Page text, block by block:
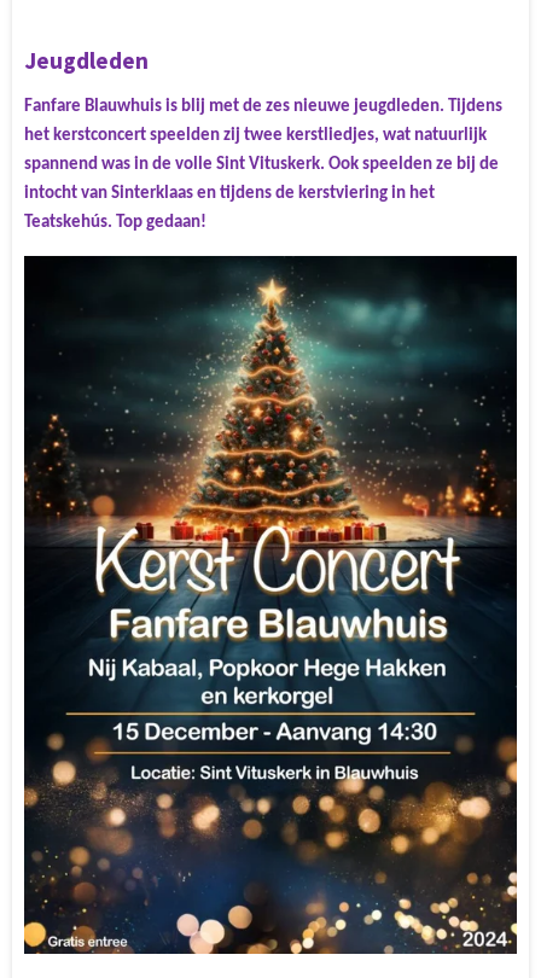
Jeugdleden
Fanfare Blauwhuis is blij met de zes nieuwe jeugdleden. Tijdens
het kerstconcert speelden zij twee kerstliedjes, wat natuurlijk
spannend was in de volle Sint Vituskerk. Ook speelden ze bij de
intocht van Sinterklaas en tijdens de kerstviering in het
Teatskehús. Top gedaan!